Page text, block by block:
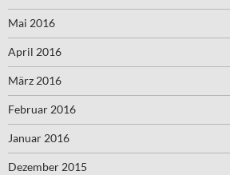
Mai 2016
April 2016
März 2016
Februar 2016
Januar 2016
Dezember 2015